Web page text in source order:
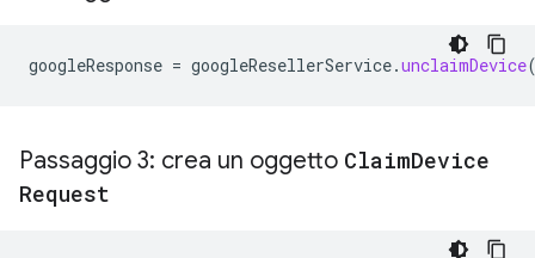
googleResponse = googleResellerService.unclaimDevice
Passaggio 3: crea un oggetto ClaimDevice
Request